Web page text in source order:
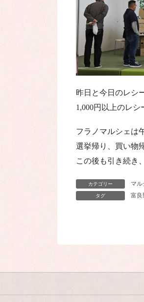
昨日と今日のレシ
1,000円以上のレ
フラノマルシェは
選挙帰り、買い物
この後も引き続き
カテゴリー マル
タグ 富良